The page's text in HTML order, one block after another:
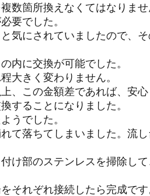
数箇所換えなくてはなりませ
要でした。
気にされていましたので、
内に交換が可能でした。
大きく変わりません。
、この金額差であれば、安
することになりました。
うでした。
て落ちてしまいました。流
け部のステンレスを掃除し
それぞれ接続したら完成です